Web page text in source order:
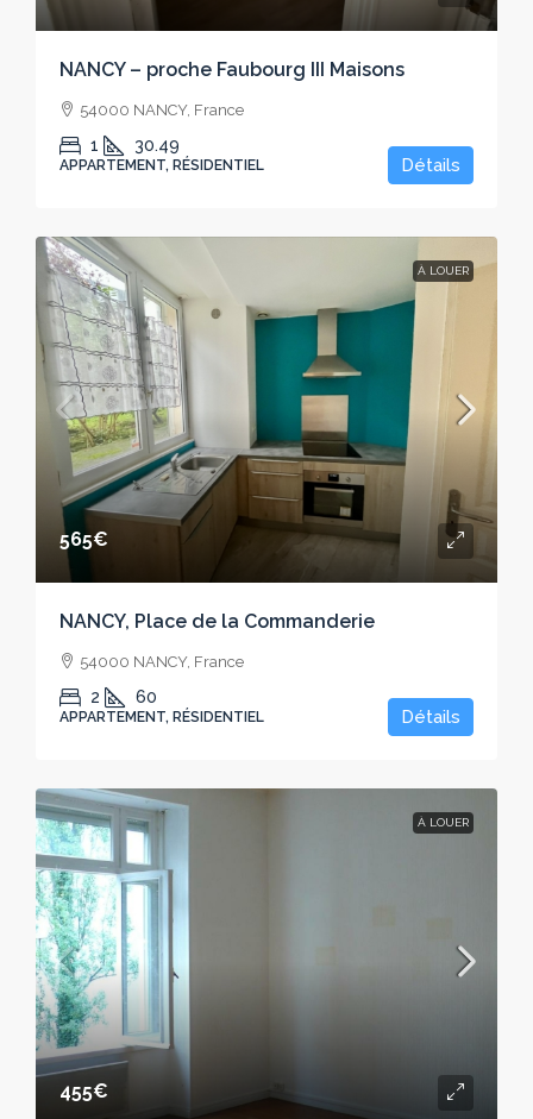
NANCY – proche Faubourg III Maisons
54000 NANCY, France
1 30.49
APPARTEMENT, RÉSIDENTIEL Détails
À LOUER
565€
NANCY, Place de la Commanderie
54000 NANCY, France
2 60
APPARTEMENT, RÉSIDENTIEL Détails
À LOUER
455€